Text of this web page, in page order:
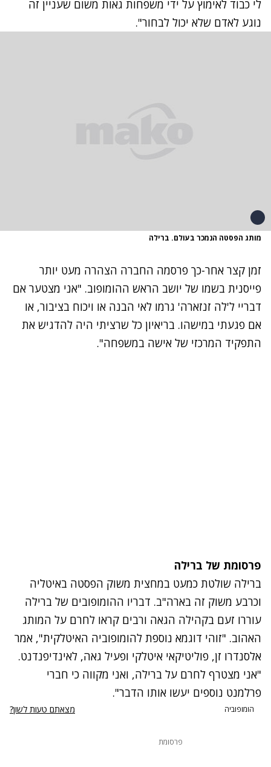
לי כבוד לאימוץ על ידי משפחות גאות משום שעניין זה
נוגע לאדם שלא יכול לבחור".
מותג הפסטה הנמכר בעולם. ברילה
זמן קצר אחר-כך פרסמה החברה הצהרה מעט יותר
פייסנית בשמו של יושב הראש ההומופוב. "אני מצטער אם
דבריי ל'לה זנזארה' גרמו לאי הבנה או ויכוח בציבור, או
אם פגעתי במישהו. בריאיון כל שרציתי היה להדגיש את
התפקיד המרכזי של אישה במשפחה".
פרסומת של ברילה
ברילה שולטת כמעט במחצית משוק הפסטה באיטליה
וכרבע משוק זה בארה"ב. דבריו ההומופובים של ברילה
עוררו זעם בקהילה הגאה ורבים קראו לחרם על המותג
האהוב. "זוהי דוגמא נוספת להומופוביה האיטלקית", אמר
אלסנדרו זן, פוליטיקאי איטלקי ופעיל גאה, לאינדיפנדנט.
"אני מצטרף לחרם על ברילה, ואני מקווה כי חברי
פרלמנט נוספים יעשו אותו הדבר".
הומופוביה מצאתם טעות לשון?
פרסומת